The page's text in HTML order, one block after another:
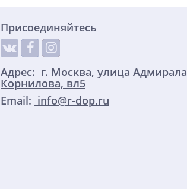
Присоединяйтесь
Адрес: г. Москва, улица Адмирала
Корнилова, вл5
Email: info@r-dop.ru